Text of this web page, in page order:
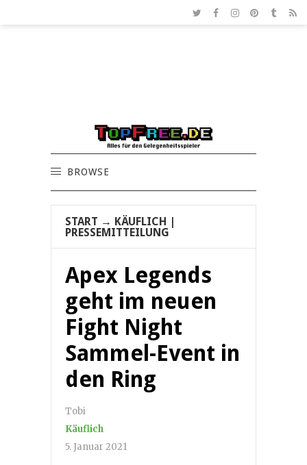
BROWSE
START → KÄUFLICH
PRESSEMITTEILUNG
Apex Legends
geht im neuen
Fight Night
Sammel-Event in
den Ring
Tobi
Käuflich
5. Januar 2021